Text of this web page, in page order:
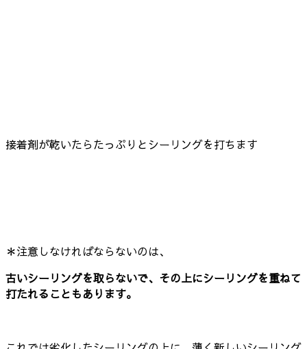
接着剤が乾いたらたっぷりとシーリングを打ちます
＊注意しなければならないのは、
古いシーリングを取らないで、その上にシーリングを重ねて
打たれることもあります。